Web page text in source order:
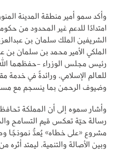
وأكد سمو أمير منطقة المدينة
امتدادًا للدعم غير المحدود من
الشريفين الملك سلمان بن
الملكي الأمير محمد بن سلمان بن
رئيس مجلس الوزراء -حفظهما
للعالم الإسلامي، ورائدةً في خدمة
وضيوف الرحمن بما ينسجم مع
وأشار سموه إلى أن المملكة
رسالة حيّة تعكس قيم التسامح
مشروع «على خطاه» يُعدُّ نموذجًا
وبين الأصالة والتنمية، ليمتد أثره